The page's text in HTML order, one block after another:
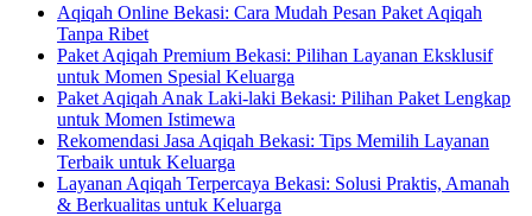
Aqiqah Online Bekasi: Cara Mudah Pesan Paket Aqiqah
Tanpa Ribet
Paket Aqiqah Premium Bekasi: Pilihan Layanan Eksklusif
untuk Momen Spesial Keluarga
Paket Aqiqah Anak Laki-laki Bekasi: Pilihan Paket Lengkap
untuk Momen Istimewa
Rekomendasi Jasa Aqiqah Bekasi: Tips Memilih Layanan
Terbaik untuk Keluarga
Layanan Aqiqah Terpercaya Bekasi: Solusi Praktis, Amanah
& Berkualitas untuk Keluarga